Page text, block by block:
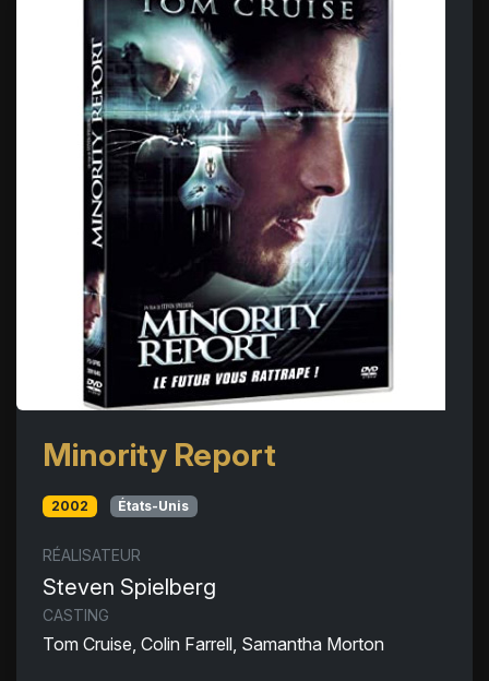
Minority Report
2002 États-Unis
RÉALISATEUR
Steven Spielberg
CASTING
Tom Cruise, Colin Farrell, Samantha Morton